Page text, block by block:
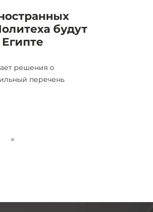
будут
решения о
перечень
»